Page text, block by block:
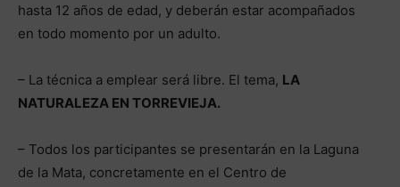
hasta 12 años de edad, y deberán estar acompañados
en todo momento por un adulto.
– La técnica a emplear será libre. El tema, LA
NATURALEZA EN TORREVIEJA.
– Todos los participantes se presentarán en la Laguna
de la Mata, concretamente en el Centro de